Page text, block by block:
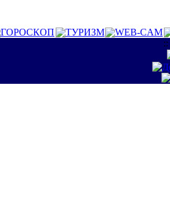
ГОРОСКОП ТУРИЗМ WEB-CAM
::